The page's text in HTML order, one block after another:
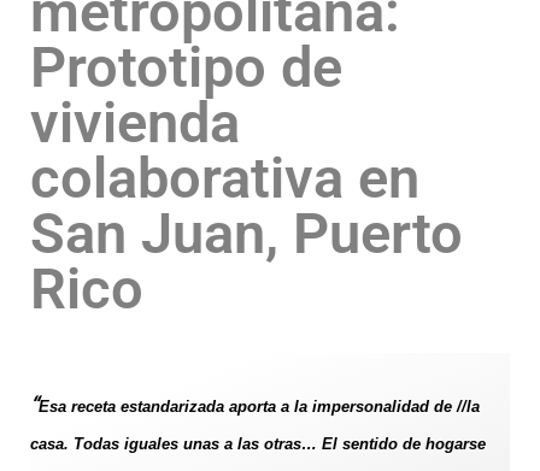
Prototipo de
vivienda
colaborativa en
San Juan, Puerto
Rico
“Esa receta estandarizada aporta a la impersonalidad de //la
casa. Todas iguales unas a las otras… El sentido de hogarse